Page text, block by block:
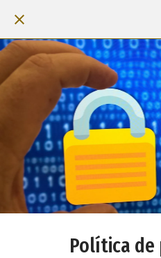
Política de